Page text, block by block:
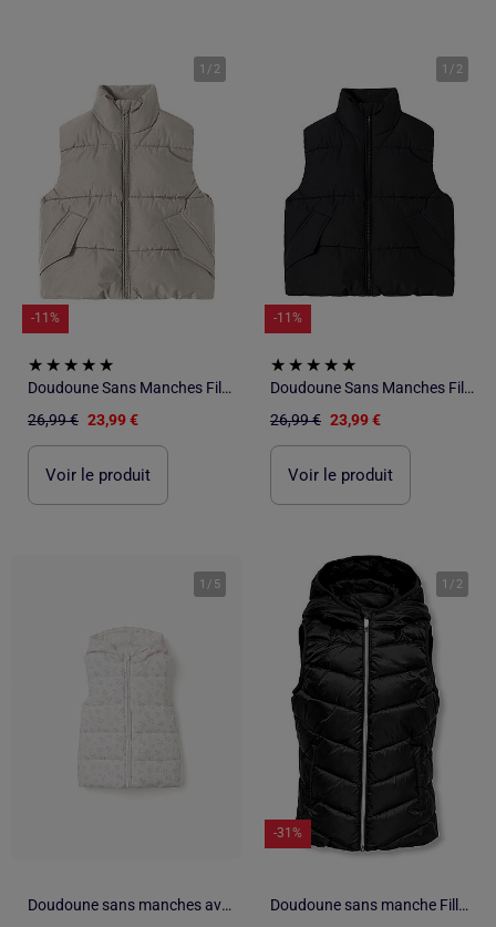
1 / 2
-11%
Doudoune Sans Manches Fille Name it
26,99 € 23,99 €
Voir le produit
1 / 2
-11%
Doudoune Sans Manches Fille Name it
26,99 € 23,99 €
Voir le produit
1 / 5
Doudoune sans manches avec motif floral
1 / 2
-31%
Doudoune sans manche Fille Kids ONLY